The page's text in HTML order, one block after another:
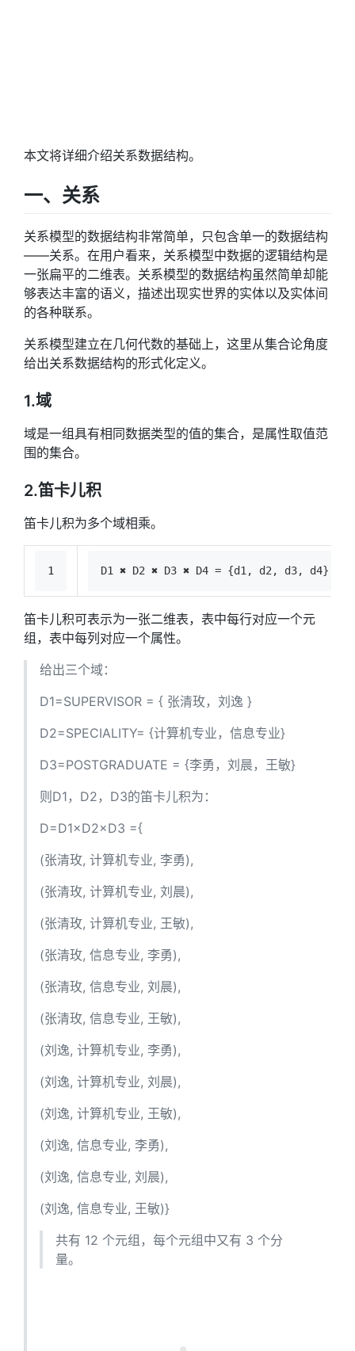
本文将详细介绍关系数据结构。
一、关系
关系模型的数据结构非常简单，只包含单一的数据结构
——关系。在用户看来，关系模型中数据的逻辑结构是
一张扁平的二维表。关系模型的数据结构虽然简单却能
够表达丰富的语义，描述出现实世界的实体以及实体间
的各种联系。
关系模型建立在几何代数的基础上，这里从集合论角度
给出关系数据结构的形式化定义。
1.域
域是一组具有相同数据类型的值的集合，是属性取值范
围的集合。
2.笛卡儿积
笛卡儿积为多个域相乘。
1 D1 ✖ D2 ✖ D3 ✖ D4 = {d1, d2, d3, d4}
笛卡儿积可表示为一张二维表，表中每行对应一个元
组，表中每列对应一个属性。
给出三个域：
D1=SUPERVISOR = { 张清玫，刘逸 }
D2=SPECIALITY= {计算机专业，信息专业}
D3=POSTGRADUATE = {李勇，刘晨，王敏}
则D1，D2，D3的笛卡儿积为：
D=D1×D2×D3 ={
(张清玫, 计算机专业, 李勇),
(张清玫, 计算机专业, 刘晨),
(张清玫, 计算机专业, 王敏),
(张清玫, 信息专业, 李勇),
(张清玫, 信息专业, 刘晨),
(张清玫, 信息专业, 王敏),
(刘逸, 计算机专业, 李勇),
(刘逸, 计算机专业, 刘晨),
(刘逸, 计算机专业, 王敏),
(刘逸, 信息专业, 李勇),
(刘逸, 信息专业, 刘晨),
(刘逸, 信息专业, 王敏)}
共有 12 个元组，每个元组中又有 3 个分
量。